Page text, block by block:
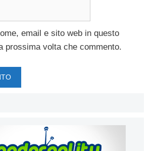
email e sito web in questo
prossima volta che commento.